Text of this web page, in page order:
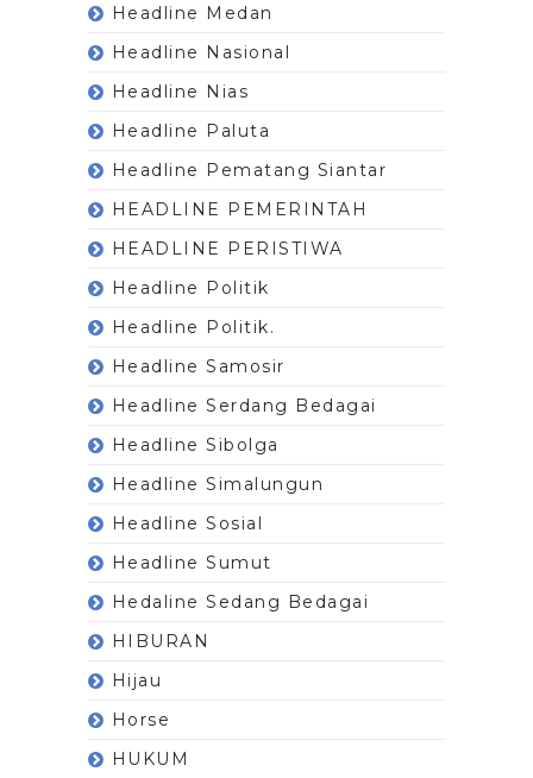
Headline Medan
Headline Nasional
Headline Nias
Headline Paluta
Headline Pematang Siantar
HEADLINE PEMERINTAH
HEADLINE PERISTIWA
Headline Politik
Headline Politik.
Headline Samosir
Headline Serdang Bedagai
Headline Sibolga
Headline Simalungun
Headline Sosial
Headline Sumut
Hedaline Sedang Bedagai
HIBURAN
Hijau
Horse
HUKUM